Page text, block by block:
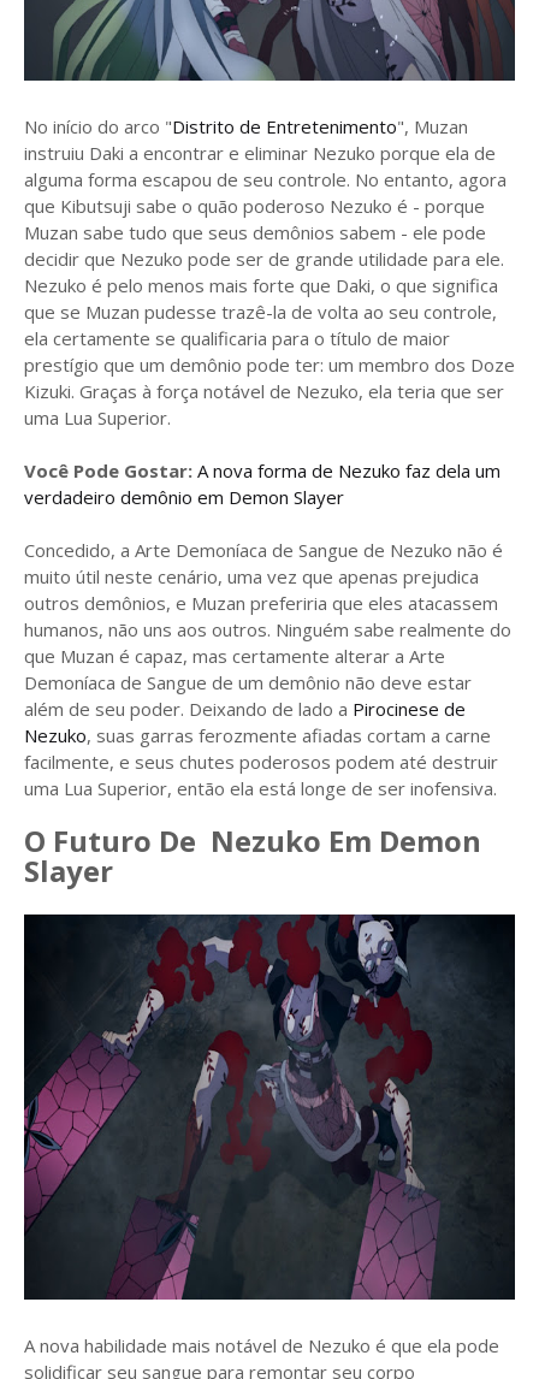
No início do arco "Distrito de Entretenimento", Muzan
instruiu Daki a encontrar e eliminar Nezuko porque ela de
alguma forma escapou de seu controle. No entanto, agora
que Kibutsuji sabe o quão poderoso Nezuko é - porque
Muzan sabe tudo que seus demônios sabem - ele pode
decidir que Nezuko pode ser de grande utilidade para ele.
Nezuko é pelo menos mais forte que Daki, o que significa
que se Muzan pudesse trazê-la de volta ao seu controle,
ela certamente se qualificaria para o título de maior
prestígio que um demônio pode ter: um membro dos Doze
Kizuki. Graças à força notável de Nezuko, ela teria que ser
uma Lua Superior.
Você Pode Gostar: A nova forma de Nezuko faz dela um
verdadeiro demônio em Demon Slayer
Concedido, a Arte Demoníaca de Sangue de Nezuko não é
muito útil neste cenário, uma vez que apenas prejudica
outros demônios, e Muzan preferiria que eles atacassem
humanos, não uns aos outros. Ninguém sabe realmente do
que Muzan é capaz, mas certamente alterar a Arte
Demoníaca de Sangue de um demônio não deve estar
além de seu poder. Deixando de lado a Pirocinese de
Nezuko, suas garras ferozmente afiadas cortam a carne
facilmente, e seus chutes poderosos podem até destruir
uma Lua Superior, então ela está longe de ser inofensiva.
O Futuro De Nezuko Em Demon
Slayer
A nova habilidade mais notável de Nezuko é que ela pode
solidificar seu sangue para remontar seu corpo